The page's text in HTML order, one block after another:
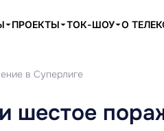
ПРОЕКТЫ ТОК-ШОУ О
в Суперлиге
шестое